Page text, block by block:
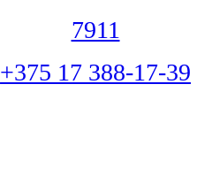
7911
+375 17 388-17-39